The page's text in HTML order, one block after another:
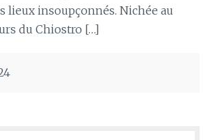
lieux insoupçonnés. Nichée au
du Chiostro […]